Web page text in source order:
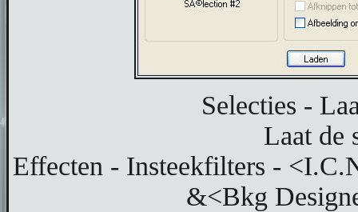
Selecties -
Laat de
Effecten - Insteekfilters -
&<Bkg